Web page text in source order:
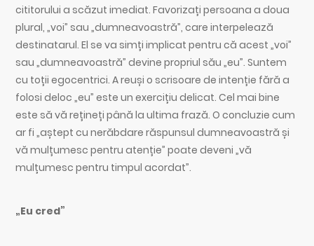
cititorului a scăzut imediat. Favorizați persoana a doua
plural, „voi” sau „dumneavoastră”, care interpelează
destinatarul. El se va simți implicat pentru că acest „voi”
sau „dumneavoastră” devine propriul său „eu”. Suntem
cu toții egocentrici. A reuși o scrisoare de intenție fără a
folosi deloc „eu” este un exercițiu delicat. Cel mai bine
este să vă rețineți până la ultima frază. O concluzie cum
ar fi „aștept cu nerăbdare răspunsul dumneavoastră și
vă mulțumesc pentru atenție” poate deveni „vă
mulțumesc pentru timpul acordat”.
„Eu cred”